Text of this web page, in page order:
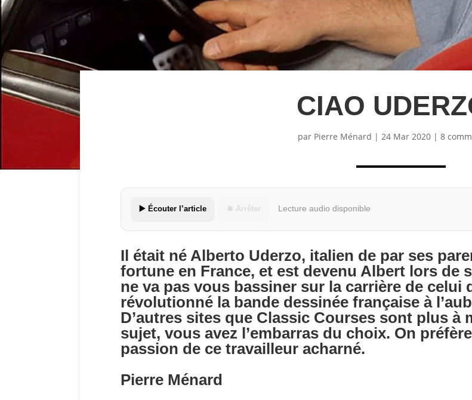
CIAO
par Pierre Ménard | 24 Mar 2020| 8
▶️ Écouter l’article ⏹ Arrêter Lecture audio disponible
Il était né Alberto Uderzo, italien de par ses
fortune en France, et est devenu Albert lors de
ne va pas vous bassiner sur la carrière de celui
révolutionné la bande dessinée française à
D’autres sites que Classic Courses sont plus à
sujet, vous avez l’embarras du choix. On
passion de ce travailleur acharné.
Pierre Ménard